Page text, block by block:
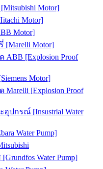
Motor]
Motor]
Motor]
[Marelli Motor]
ABB [Explosion Proof
Motor]
Marelli [Explosion Proof
ปกรณ์ [Insustrial Water
Water Pump]
Water Pump]